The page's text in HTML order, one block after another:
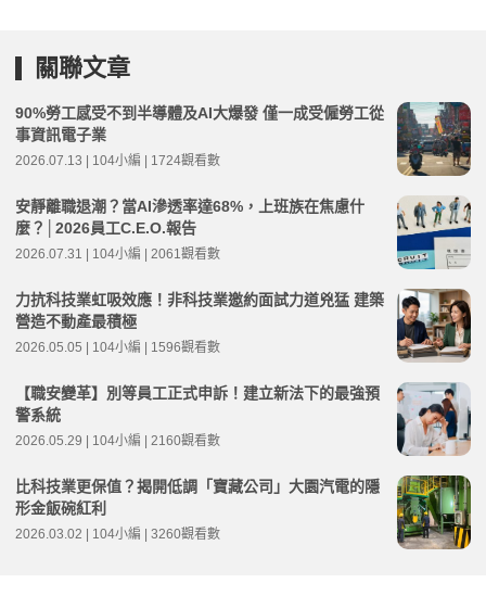
關聯文章
90%勞工感受不到半導體及AI大爆發 僅一成受僱勞工從
事資訊電子業
2026.07.13 | 104小編 | 1724觀看數
安靜離職退潮？當AI滲透率達68%，上班族在焦慮什
麼？│2026員工C.E.O.報告
2026.07.31 | 104小編 | 2061觀看數
力抗科技業虹吸效應！非科技業邀約面試力道兇猛 建築
營造不動產最積極
2026.05.05 | 104小編 | 1596觀看數
【職安變革】別等員工正式申訴！建立新法下的最強預
警系統
2026.05.29 | 104小編 | 2160觀看數
比科技業更保值？揭開低調「寶藏公司」大園汽電的隱
形金飯碗紅利
2026.03.02 | 104小編 | 3260觀看數